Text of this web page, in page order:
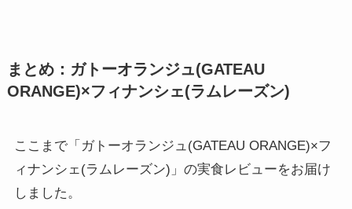
まとめ：ガトーオランジュ(GATEAU
ORANGE)×フィナンシェ(ラムレーズン)
ここまで「ガトーオランジュ(GATEAU ORANGE)×フ
ィナンシェ(ラムレーズン)」の実食レビューをお届け
しました。